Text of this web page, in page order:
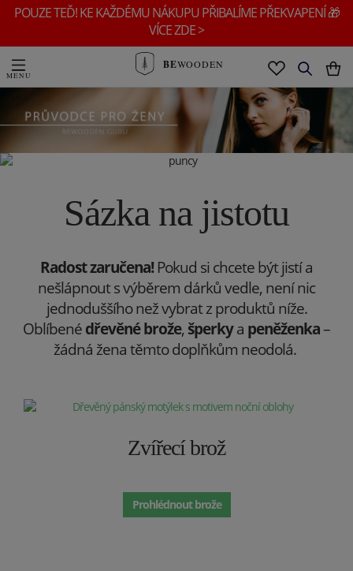
POUZE TEĎ! KE KAŽDÉMU NÁKUPU PŘIBALÍME PŘEKVAPENÍ 🎁
VÍCE ZDE >
BEWOODEN
Sázka na jistotu
Radost zaručena! Pokud si chcete být jistí a
nešlápnout s výběrem dárků vedle, není nic
jednoduššího než vybrat z produktů níže.
Oblíbené dřevěné brože, šperky a peněženka–
žádná žena těmto doplňkům neodolá.
Zvířecí brož
Prohlédnout brože